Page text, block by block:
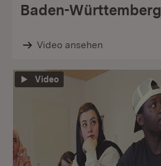
Baden-Württemberg
Video ansehen
Video